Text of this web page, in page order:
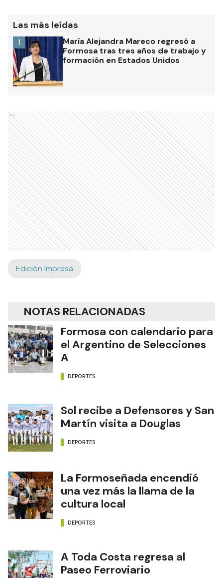
Las más leídas
María Alejandra Mareco regresó a
Formosa tras tres años de trabajo y
formación en Estados Unidos
1
Ads
Edición Impresa
NOTAS RELACIONADAS
Formosa con calendario para
el Argentino de Selecciones
A
DEPORTES
Sol recibe a Defensores y San
Martín visita a Douglas
DEPORTES
La Formoseñada encendió
una vez más la llama de la
cultura local
DEPORTES
A Toda Costa regresa al
Paseo Ferroviario